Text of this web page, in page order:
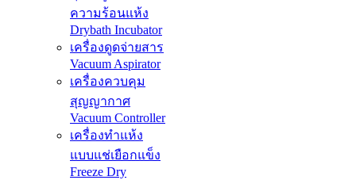
ความร้อนแห้ง
Drybath Incubator
เครื่องดูดจ่ายสาร
Vacuum Aspirator
เครื่องควบคุม
สุญญากาศ
Vacuum Controller
เครื่องทำแห้ง
แบบแช่เยือกแข็ง
Freeze Dry